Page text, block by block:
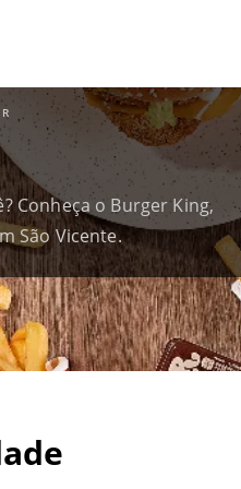
Conheça o Burger King,
São Vicente.